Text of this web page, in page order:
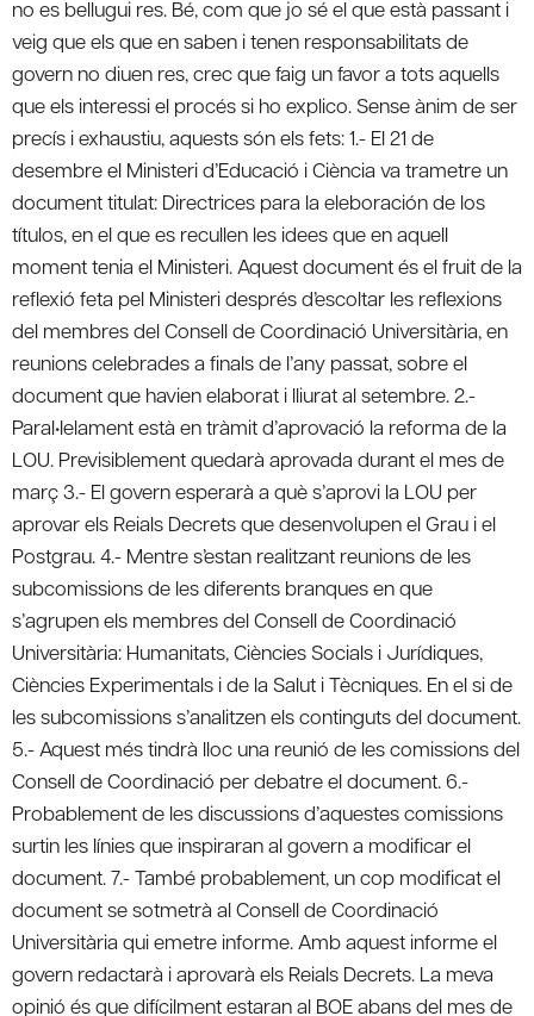
no es bellugui res. Bé, com que jo sé el que està passant i
veig que els que en saben i tenen responsabilitats de
govern no diuen res, crec que faig un favor a tots aquells
que els interessi el procés si ho explico. Sense ànim de ser
precís i exhaustiu, aquests són els fets:1.- El 21 de
desembre el Ministeri d’Educació i Ciència va trametre un
document titulat: Directrices para la eleboración de los
títulos, en el que es recullen les idees que en aquell
moment tenia el Ministeri. Aquest document és el fruit de la
reflexió feta pel Ministeri després d’escoltar les reflexions
del membres del Consell de Coordinació Universitària, en
reunions celebrades a finals de l’any passat, sobre el
document que havien elaborat i lliurat al setembre. 2.-
Paral•lelament està en tràmit d’aprovació la reforma de la
LOU. Previsiblement quedarà aprovada durant el mes de
març 3.- El govern esperarà a què s’aprovi la LOU per
aprovar els Reials Decrets que desenvolupen el Grau i el
Postgrau. 4.- Mentre s’estan realitzant reunions de les
subcomissions de les diferents branques en que
s’agrupen els membres del Consell de Coordinació
Universitària: Humanitats, Ciències Socials i Jurídiques,
Ciències Experimentals i de la Salut i Tècniques. En el si de
les subcomissions s’analitzen els continguts del document.
5.- Aquest més tindrà lloc una reunió de les comissions del
Consell de Coordinació per debatre el document. 6.-
Probablement de les discussions d’aquestes comissions
surtin les línies que inspiraran al govern a modificar el
document. 7.- També probablement, un cop modificat el
document se sotmetrà al Consell de Coordinació
Universitària qui emetre informe. Amb aquest informe el
govern redactarà i aprovarà els Reials Decrets. La meva
opinió és que difícilment estaran al BOE abans del mes de